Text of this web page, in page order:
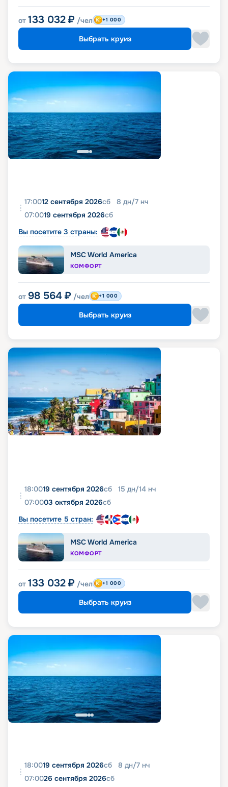
от 133 032 ₽ /чел +1 000
Выбрать круиз
17:0012 сентября 2026сб 8 дн/7 нч
07:0019 сентября 2026сб
Вы посетите 3 страны:
MSC World America
КОМФОРТ
от 98 564 ₽ /чел +1 000
Выбрать круиз
18:0019 сентября 2026сб 15 дн/14 нч
07:0003 октября 2026сб
Вы посетите 5 стран:
MSC World America
КОМФОРТ
от 133 032 ₽ /чел +1 000
Выбрать круиз
18:0019 сентября 2026сб 8 дн/7 нч
07:0026 сентября 2026сб